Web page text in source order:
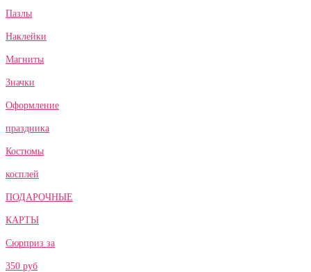
Пазлы
Наклейки
Магниты
Значки
Оформление
праздника
Костюмы
косплей
ПОДАРОЧНЫЕ
КАРТЫ
Сюрприз за
350 руб